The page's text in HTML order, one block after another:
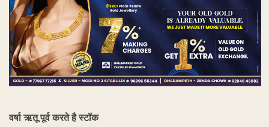
वर्षा ऋतू पूर्व करते है स्टॉक